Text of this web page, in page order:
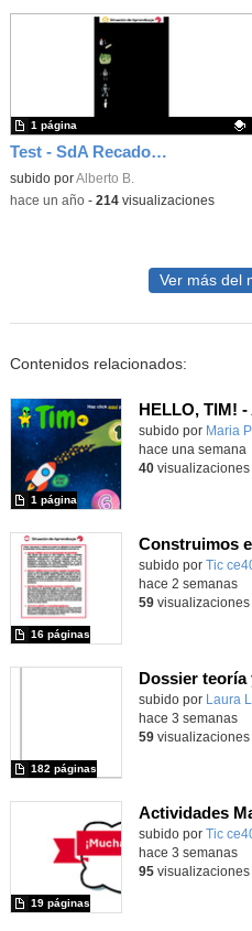
Test - SdA Recados por el barrio
Contenido educativo.
subido porAlberto B.
1 página
-hace un año- 214visualizaciones
Ver más del
Contenidos relacionados:
HELLO, TIM!
Contenido
subido por Maria P.
1 página
hace una semana
40visualizaciones
Construimos
subido por Tic
16 páginas
hace 2 semanas
59visualizaciones
Contenido
subido por Laura L.
182 páginas
hace 3 semanas
59visualizaciones
Actividades
Contenido
subido por Tic
19 páginas
hace 3 semanas
95visualizaciones